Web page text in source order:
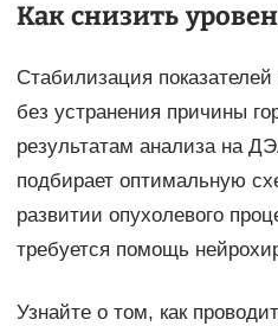
Как снизить
Стабилизация
без устранения причины
результатам анализа на
подбирает оптимальную
развитии опухолевого
требуется помощь
Узнайте о том, как